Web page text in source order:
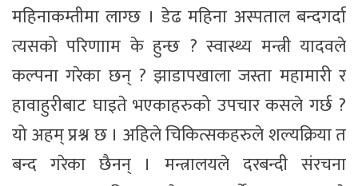
महिनाकम्तीमा लाग्छ । डेढ महिना अस्पताल बन्दगर्दा
त्यसको परिणााम के हुन्छ ? स्वास्थ्य मन्त्री यादवले
कल्पना गरेका छन् ? झाडापखाला जस्ता महामारी र
हावाहुरीबाट घाइते भएकाहरुको उपचार कसले गर्छ ?
यो अहम् प्रश्न छ । अहिले चिकित्सकहरुले शल्यक्रिया त
बन्द गरेका छैनन् । मन्त्रालयले दरबन्दी संरचना